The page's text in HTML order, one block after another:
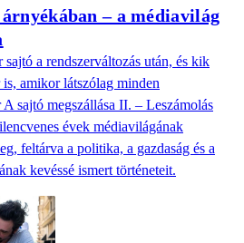
– a médiavilág
a rendszerváltozás után, és kik
amikor látszólag minden
sajtó megszállása II. – Leszámolás
évek médiavilágának
feltárva a politika, a gazdaság és a
kevéssé ismert történeteit.